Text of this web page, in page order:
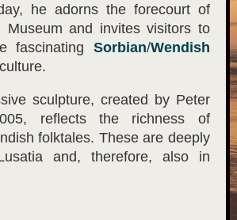
he adorns the forecourt of
Museum and invites visitors to
fascinating Sorbian/Wendish
sculpture, created by Peter
reflects the richness of
folktales. These are deeply
and, therefore, also in